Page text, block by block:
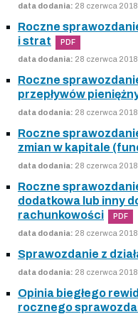
data dodania: 28 czerwca 2018
Roczne
i strat
PDF
data dodania: 28 czerwca 2018
Roczne
przepływów
data dodania: 28 czerwca 2018
Roczne
zmian w kapitale
data dodania: 28 czerwca 2018
Roczne
dodatkowa lub inny
rachunkowości
PDF
data dodania: 28 czerwca 2018
Sprawozdanie z
data dodania: 28 czerwca 2018
Opinia biegłego
rocznego